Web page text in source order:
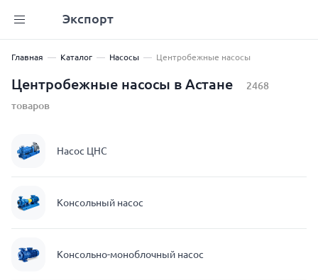
Экспорт
Главная Каталог Насосы Центробежные насосы
Центробежные насосы в Астане
2468
товаров
Насос ЦНС
Консольный насос
Консольно-моноблочный насос